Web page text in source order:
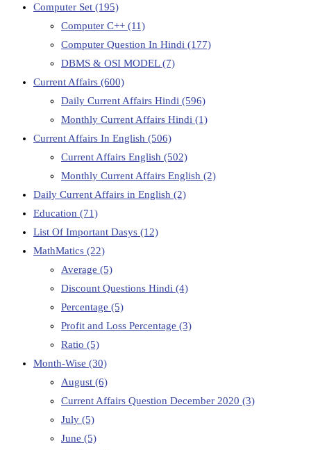
Computer Set (195)
Computer C++ (11)
Computer Question In Hindi (177)
DBMS & OSI MODEL(7)
Current Affairs (600)
Daily Current Affairs Hindi (596)
Monthly Current Affairs Hindi (1)
Current Affairs In English (506)
Current Affairs English (502)
Monthly Current Affairs English (2)
Daily Current Affairs in English (2)
Education (71)
List Of Important Dasys (12)
MathMatics (22)
Average (5)
Discount Questions Hindi (4)
Percentage (5)
Profit and Loss Percentage (3)
Ratio (5)
Month-Wise (30)
August (6)
Current Affairs Question December 2020 (3)
July (5)
June (5)